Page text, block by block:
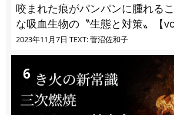
咬まれた痕がパンパンに腫れる
な吸血生物の〝生態と対策〟【
ユ・ヌカカ】
2023年11月7日 TEXT: 菅沼佐和子